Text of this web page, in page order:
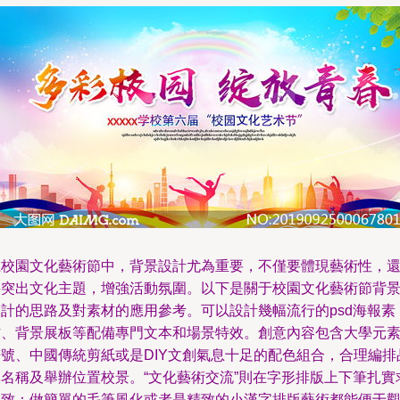
園文化藝術節中，背景設計尤為重要，不僅要體現藝術性，還
出文化主題，增強活動氛圍。以下是關于校園文化藝術節背景
的思路及對素材的應用參考。可以設計幾幅流行的psd海報素
背景展板等配備專門文本和場景特效。創意內容包含大學元素
、中國傳統剪紙或是DIY文創氣息十足的配色組合，合理編排
稱及舉辦位置校景。“文化藝術交流”則在字形排版上下筆扎實